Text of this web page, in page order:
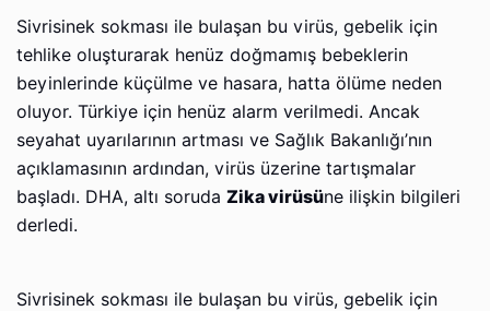
Sivrisinek sokması ile bulaşan bu virüs, gebelik için
tehlike oluşturarak henüz doğmamış bebeklerin
beyinlerinde küçülme ve hasara, hatta ölüme neden
oluyor. Türkiye için henüz alarm verilmedi. Ancak
seyahat uyarılarının artması ve Sağlık Bakanlığı’nın
açıklamasının ardından, virüs üzerine tartışmalar
başladı. DHA, altı soruda Zika virüsüne ilişkin bilgileri
derledi.
Sivrisinek sokması ile bulaşan bu virüs, gebelik için